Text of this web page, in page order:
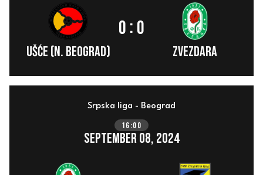
Ušće (N. Beograd)
0 : 0
ZVEZDARA
Srpska liga - Beograd
September 08, 2024
16:00